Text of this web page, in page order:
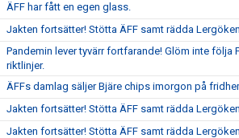
ÄFF har fått en egen glass.
Jakten fortsätter! Stötta ÄFF samt rädda
Pandemin lever tyvärr fortfarande! Glöm inte följa
riktlinjer.
ÄFFs damlag säljer Bjäre chips imorgon på
Jakten fortsätter! Stötta ÄFF samt rädda
Jakten fortsätter! Stötta ÄFF samt rädda